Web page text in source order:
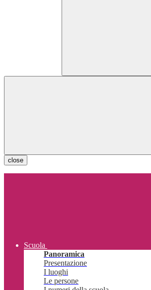
close
Scuola
Panoramica
Presentazione
I luoghi
Le persone